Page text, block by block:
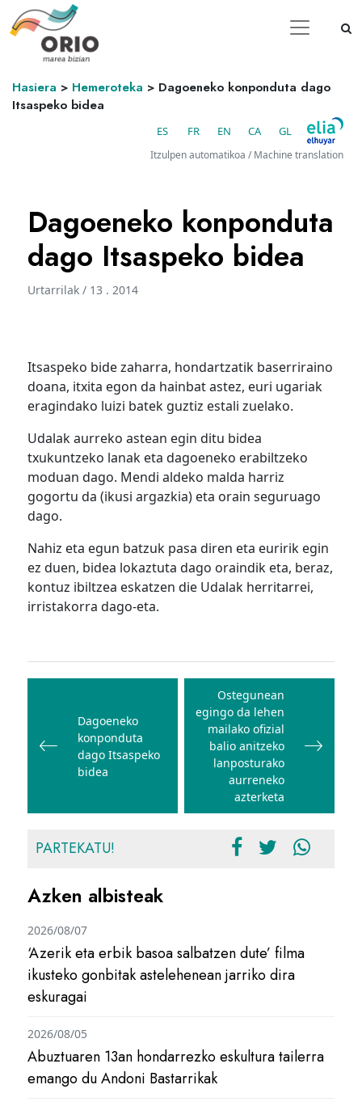
Hasiera > Hemeroteka > Dagoeneko konponduta dago
Itsaspeko bidea
ES FR EN CA GL
Itzulpen automatikoa / Machine translation
Dagoeneko konponduta
dago Itsaspeko bidea
Urtarrilak / 13 . 2014
Itsaspeko bide zaharra, hondartzatik baserriraino
doana, itxita egon da hainbat astez, euri ugariak
eragindako luizi batek guztiz estali zuelako.
Udalak aurreko astean egin ditu bidea
txukuntzeko lanak eta dagoeneko erabiltzeko
moduan dago. Mendi aldeko malda harriz
gogortu da (ikusi argazkia) eta orain seguruago
dago.
Nahiz eta egun batzuk pasa diren eta euririk egin
ez duen, bidea lokaztuta dago oraindik eta, beraz,
kontuz ibiltzea eskatzen die Udalak herritarrei,
irristakorra dago-eta.
Bidalketetan
nabigatu
Dagoeneko
konponduta
dago Itsaspeko
bidea
Ostegunean
egingo da lehen
mailako ofizial
balio anitzeko
lanposturako
aurreneko
azterketa
PARTEKATU!
Azken albisteak
‘Azerik eta erbik basoa salbatzen dute’ filma
ikusteko gonbitak astelehenean jarriko dira
eskuragai
2026/08/07
Abuztuaren 13an hondarrezko eskultura tailerra
emango du Andoni Bastarrikak
2026/08/05